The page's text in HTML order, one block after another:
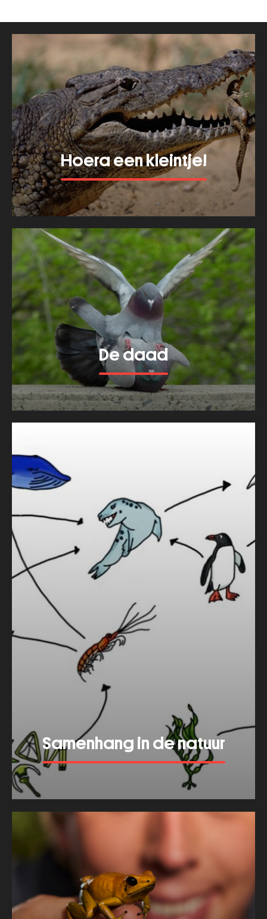
Thema's
Hoera een kleintje!
Bekijk meer van dit thema
De daad
Bekijk meer van dit thema
Samenhang in de natuur
Bekijk meer van dit thema